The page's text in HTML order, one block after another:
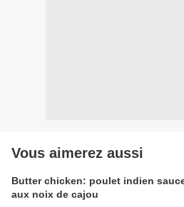
Vous aimerez aussi
Butter chicken: poulet indien
aux noix de cajou